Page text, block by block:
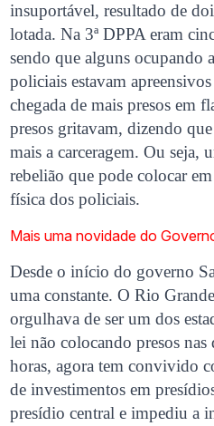
insuportável, resultado de
lotada. Na 3ª DPPA eram
sendo que alguns ocupando
policiais estavam
chegada de mais presos em
presos gritavam, dizendo
mais a carceragem. Ou seja,
rebelião que pode colocar
física dos policiais.
Mais uma novidade do
Desde o início do governo
uma constante. O Rio
orgulhava de ser um dos
lei não colocando presos
horas, agora tem convivido
de investimentos em
presídio central e impediu a